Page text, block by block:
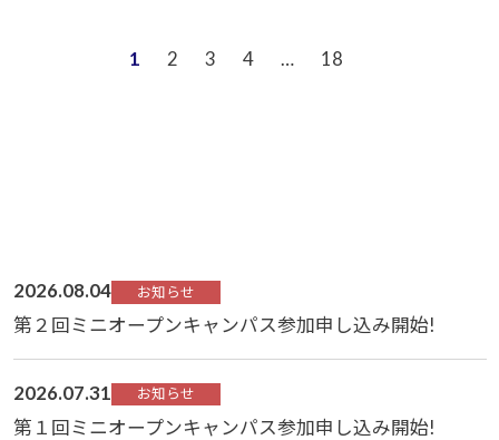
1 2 3 4 … 18
2026.08.04 お知らせ
第２回ミニオープンキャンパス参加申し込み開始!
2026.07.31 お知らせ
第１回ミニオープンキャンパス参加申し込み開始!